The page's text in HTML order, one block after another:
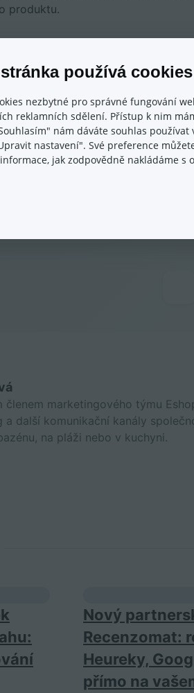
produktu.
hromadný import
v kartě produktu, ale ipřes
hromadný import produktů a
souboru, nebo tyto nahrát přes
členem marketingového týmu
a další komunikační kanály
na pláži nebo v kuchyni.
Nový
Recenzomat:
Heureky,
přímo na
používá cookies
nezbytné pro správné fungování
reklamních sdělení. Přístup k nim
nám dáváte souhlas
nastavení". Své preference
jak zodpovědně nakládáme s